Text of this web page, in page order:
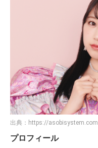
出典： https://asobisystem.com
プロフィール